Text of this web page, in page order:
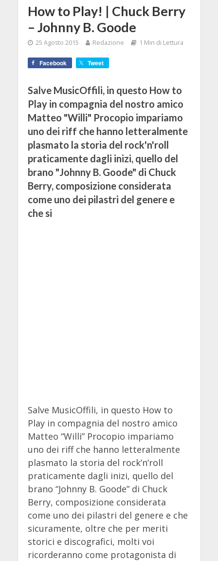
How to Play! | Chuck Berry
– Johnny B. Goode
25 Agosto 2015 Redazione 1 Min di Lettura
Facebook Tweet
Salve MusicOffili, in questo How to
Play in compagnia del nostro amico
Matteo "Willi" Procopio impariamo
uno dei riff che hanno letteralmente
plasmato la storia del rock'n'roll
praticamente dagli inizi, quello del
brano "Johnny B. Goode" di Chuck
Berry, composizione considerata
come uno dei pilastri del genere e
che si
Salve MusicOffili, in questo How to
Play in compagnia del nostro amico
Matteo “Willi” Procopio impariamo
uno dei riff che hanno letteralmente
plasmato la storia del rock’n’roll
praticamente dagli inizi, quello del
brano “Johnny B. Goode” di Chuck
Berry, composizione considerata
come uno dei pilastri del genere e che
sicuramente, oltre che per meriti
storici e discografici, molti voi
ricorderanno come protagonista di